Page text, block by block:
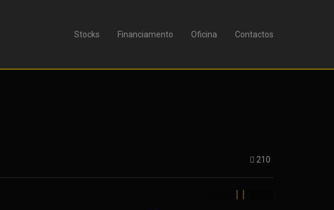
Stocks Financiamento Oficina Contactos
210